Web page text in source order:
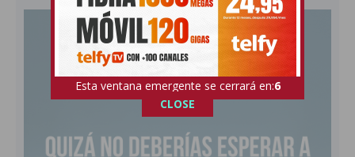
Esta ventana emergente se cerrará en:5
CLOSE